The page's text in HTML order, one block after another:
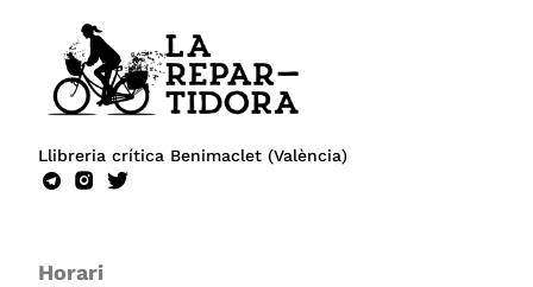
Llibreria crítica Benimaclet (València)
Horari